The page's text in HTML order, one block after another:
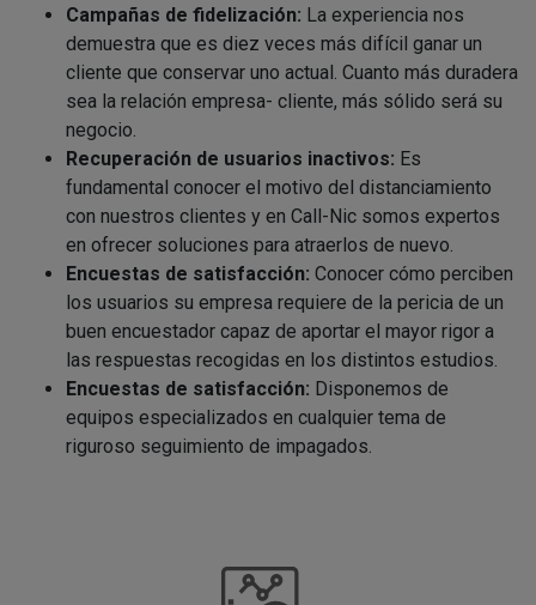
Campañas de fidelización: La experiencia nos
demuestra que es diez veces más difícil ganar un
cliente que conservar uno actual. Cuanto más duradera
sea la relación empresa- cliente, más sólido será su
negocio.
Recuperación de usuarios inactivos: Es
fundamental conocer el motivo del distanciamiento
con nuestros clientes y en Call-Nic somos expertos
en ofrecer soluciones para atraerlos de nuevo.
Encuestas de satisfacción: Conocer cómo perciben
los usuarios su empresa requiere de la pericia de un
buen encuestador capaz de aportar el mayor rigor a
las respuestas recogidas en los distintos estudios.
Encuestas de satisfacción: Disponemos de
equipos especializados en cualquier tema de
riguroso seguimiento de impagados.